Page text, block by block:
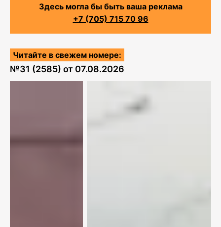
Здесь могла бы быть ваша реклама
+7 (705) 715 70 96
Читайте в свежем номере:
№31 (2585) от 07.08.2026